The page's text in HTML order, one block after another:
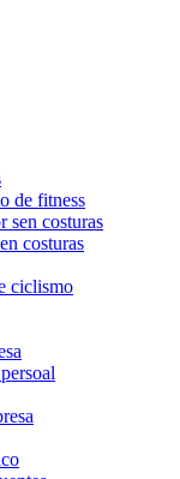
de fitness
sen costuras
costuras
ciclismo